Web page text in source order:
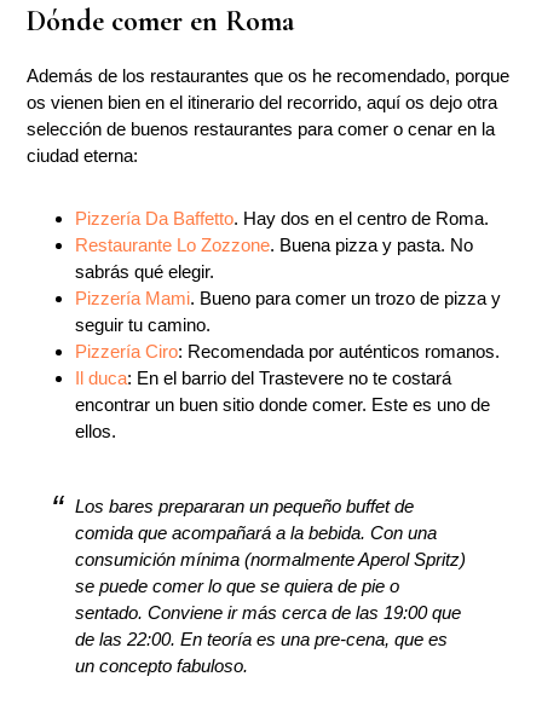
Dónde comer en Roma
Además de los restaurantes que os he recomendado, porque
os vienen bien en el itinerario del recorrido, aquí os dejo otra
selección de buenos restaurantes para comer o cenar en la
ciudad eterna:
Pizzería Da Baffetto. Hay dos en el centro de Roma.
Restaurante Lo Zozzone. Buena pizza y pasta. No
sabrás qué elegir.
Pizzería Mami. Bueno para comer un trozo de pizza y
seguir tu camino.
Pizzería Ciro: Recomendada por auténticos romanos.
Il duca: En el barrio del Trastevere no te costará
encontrar un buen sitio donde comer. Este es uno de
ellos.
Los bares prepararan un pequeño buffet de
comida que acompañará a la bebida. Con una
consumición mínima (normalmente Aperol Spritz)
se puede comer lo que se quiera de pie o
sentado. Conviene ir más cerca de las 19:00 que
de las 22:00. En teoría es una pre-cena, que es
un concepto fabuloso.